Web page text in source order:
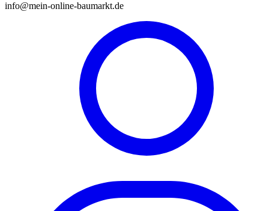
info@mein-online-baumarkt.de